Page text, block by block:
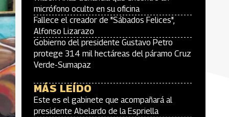
micrófono oculto en su oficina
Fallece el creador de "Sábados Felices",
Alfonso Lizarazo
Gobierno del presidente Gustavo Petro
protege 314 mil hectáreas del páramo Cruz
Verde-Sumapaz
MÁS LEÍDO
Este es el gabinete que acompañará al
presidente Abelardo de la Espriella